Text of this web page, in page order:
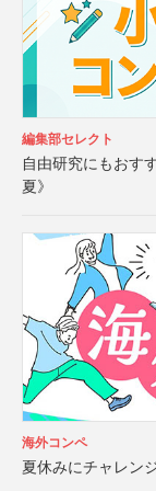
編集部セレクト
自由研究にもおす
夏》
海外コンペ
夏休みにチャレン